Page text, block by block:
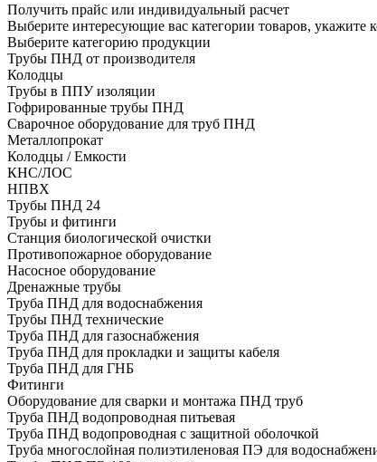
Получить прайс или индивидуальный расчет
Выберите интересующие вас категории товаров,
Выберите категорию продукции
Трубы ПНД от производителя
Колодцы
Трубы в ППУ изоляции
Гофрированные трубы ПНД
Сварочное оборудование для труб ПНД
Металлопрокат
Колодцы / Емкости
КНС/ЛОС
НПВХ
Трубы ПНД 24
Трубы и фитинги
Cтанция биологической очистки
Противопожарное оборудование
Насосное оборудование
Дренажные трубы
Труба ПНД для водоснабжения
Трубы ПНД технические
Труба ПНД для газоснабжения
Труба ПНД для прокладки и защиты кабеля
Труба ПНД для ГНБ
Фитинги
Оборудование для сварки и монтажа ПНД труб
Труба ПНД водопроводная питьевая
Труба ПНД водопроводная с защитной оболочкой
Труба многослойная полиэтиленовая ПЭ для